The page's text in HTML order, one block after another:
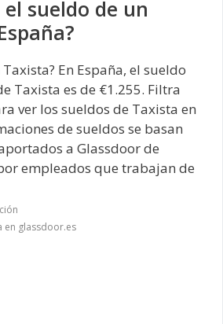
sueldo de un
En España, el sueldo
Taxista es de €1.255. Filtra
ver los sueldos de Taxista en
de sueldos se basan
a Glassdoor de
empleados que trabajan de
en glassdoor.es